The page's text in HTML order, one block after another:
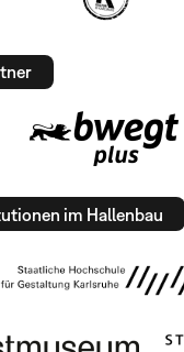
im Hallenbau